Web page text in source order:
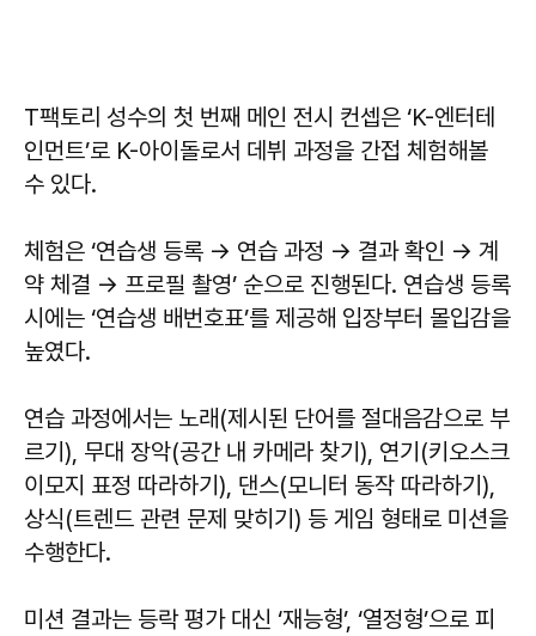
T팩토리 성수의 첫 번째 메인 전시 컨셉은 ‘K-엔터테
인먼트’로 K-아이돌로서 데뷔 과정을 간접 체험해볼
수 있다.
체험은 ‘연습생 등록 → 연습 과정 → 결과 확인 → 계
약 체결 → 프로필 촬영’ 순으로 진행된다. 연습생 등록
시에는 ‘연습생 배번호표’를 제공해 입장부터 몰입감을
높였다.
연습 과정에서는 노래(제시된 단어를 절대음감으로 부
르기), 무대 장악(공간 내 카메라 찾기), 연기(키오스크
이모지 표정 따라하기), 댄스(모니터 동작 따라하기),
상식(트렌드 관련 문제 맞히기) 등 게임 형태로 미션을
수행한다.
미션 결과는 등락 평가 대신 ‘재능형’, ‘열정형’으로 피